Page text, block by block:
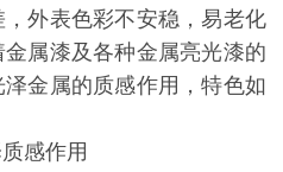
外表色彩不安稳，易老化
属漆及各种金属亮光漆的
金属的质感作用，特色如
感作用